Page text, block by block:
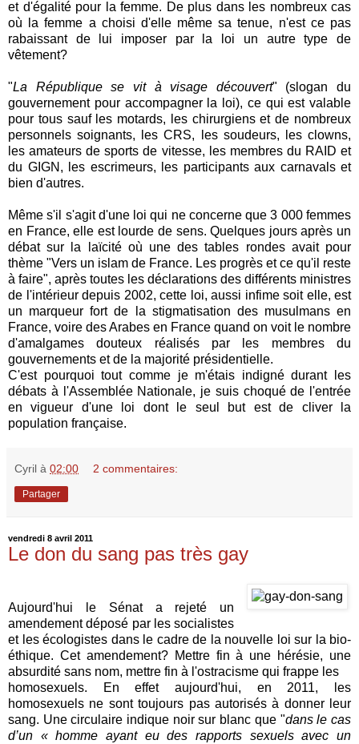
et d'égalité pour la femme. De plus dans les nombreux cas
où la femme a choisi d'elle même sa tenue, n'est ce pas
rabaissant de lui imposer par la loi un autre type de
vêtement?
"La République se vit à visage découvert" (slogan du
gouvernement pour accompagner la loi), ce qui est valable
pour tous sauf les motards, les chirurgiens et de nombreux
personnels soignants, les CRS, les soudeurs, les clowns,
les amateurs de sports de vitesse, les membres du RAID et
du GIGN, les escrimeurs, les participants aux carnavals et
bien d'autres.
Même s'il s'agit d'une loi qui ne concerne que 3 000 femmes
en France, elle est lourde de sens. Quelques jours après un
débat sur la laïcité où une des tables rondes avait pour
thème "Vers un islam de France. Les progrès et ce qu'il reste
à faire", après toutes les déclarations des différents ministres
de l'intérieur depuis 2002, cette loi, aussi infime soit elle, est
un marqueur fort de la stigmatisation des musulmans en
France, voire des Arabes en France quand on voit le nombre
d'amalgames douteux réalisés par les membres du
gouvernements et de la majorité présidentielle.
C'est pourquoi tout comme je m'étais indigné durant les
débats à l'Assemblée Nationale, je suis choqué de l'entrée
en vigueur d'une loi dont le seul but est de cliver la
population française.
Cyril à 02:00 2 commentaires:
Partager
vendredi 8 avril 2011
Le don du sang pas très gay
Aujourd'hui le Sénat a rejeté un
amendement déposé par les socialistes
et les écologistes dans le cadre de la nouvelle loi sur la bio-
éthique. Cet amendement? Mettre fin à une hérésie, une
absurdité sans nom, mettre fin à l'ostracisme qui frappe les
homosexuels. En effet aujourd'hui, en 2011, les
homosexuels ne sont toujours pas autorisés à donner leur
sang. Une circulaire indique noir sur blanc que "dans le cas
d’un « homme ayant eu des rapports sexuels avec un